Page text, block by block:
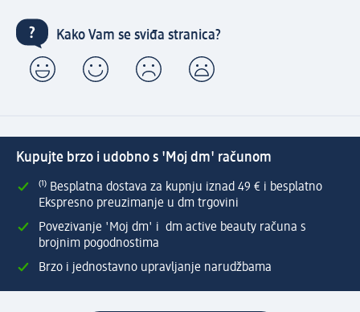
Kako Vam se sviđa stranica?
Kupujte brzo i udobno s 'Moj dm' računom
⁽¹⁾ Besplatna dostava za kupnju iznad 49 € i besplatno
Ekspresno preuzimanje u dm trgovini
Povezivanje 'Moj dm' i dm active beauty računa s
brojnim pogodnostima
Brzo i jednostavno upravljanje narudžbama